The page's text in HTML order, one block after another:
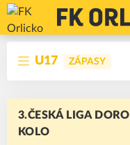
U17 ZÁPASY
3.ČESKÁ LIGA
KOLO